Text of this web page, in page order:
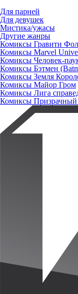
Для парней
Для девушек
Мистика/ужасы
Другие жанры
Комиксы Гравити
Комиксы Marvel
Комиксы Человек-
Комиксы Бэтмен
Комиксы Земля
Комиксы Майор Гром
Комиксы Лига
Комиксы